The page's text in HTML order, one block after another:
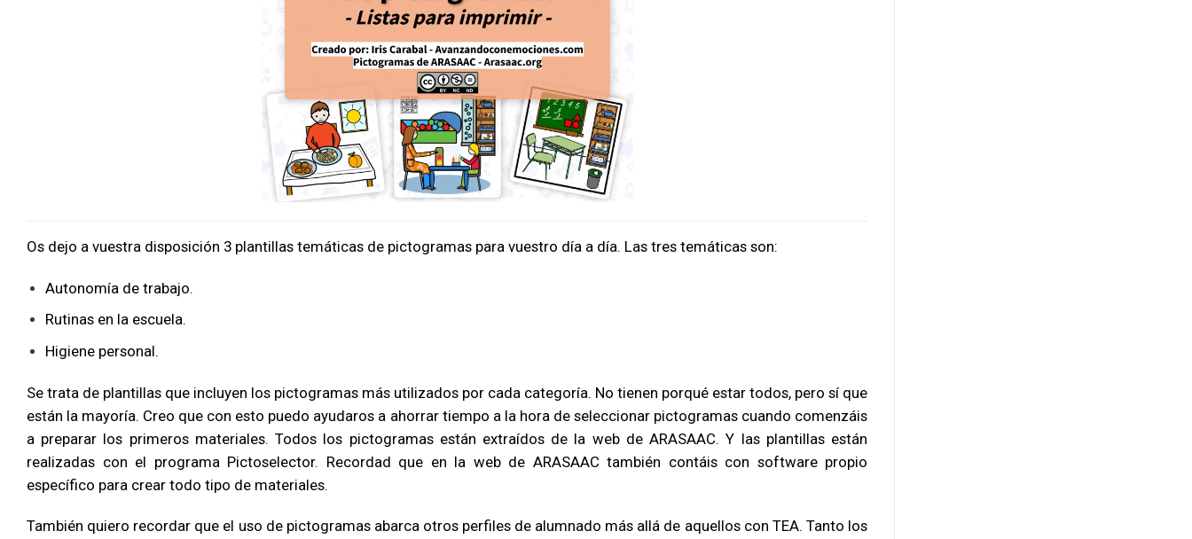
Os dejo a vuestra disposición 3 plantillas temáticas de pictogramas para vuestro día a día. Las tres temáticas son:
Autonomía de trabajo.
Rutinas en la escuela.
Higiene personal.
Se trata de plantillas que incluyen los pictogramas más utilizados por cada categoría. No tienen porqué estar todos, pero sí que
están la mayoría. Creo que con esto puedo ayudaros a ahorrar tiempo a la hora de seleccionar pictogramas cuando comenzáis
a preparar los primeros materiales. Todos los pictogramas están extraídos de la web deARASAAC. Y las plantillas están
realizadas con el programa Pictoselector. Recordad que en la web de ARASAAC también contáis con software propio
específico para crear todo tipo de materiales.
También quiero recordar que el uso de pictogramas abarca otros perfiles de alumnado más allá de aquellos con TEA. Tanto los